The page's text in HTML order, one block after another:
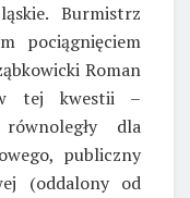
Burmistrz
pociągnięciem
Roman
w tej kwestii –
dla
publiczny
(oddalony od